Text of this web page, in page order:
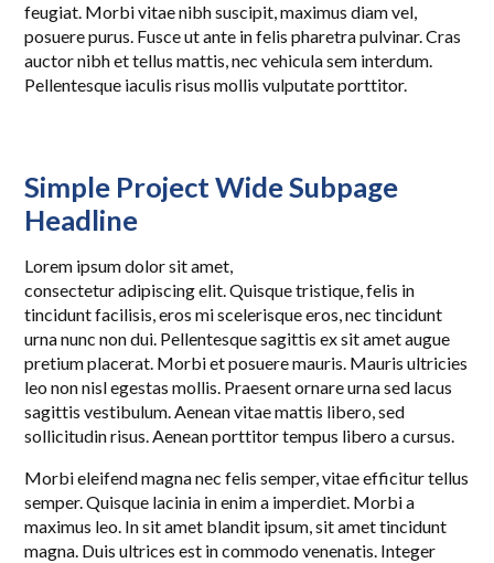
feugiat. Morbi vitae nibh suscipit, maximus diam vel,
posuere purus. Fusce ut ante in felis pharetra pulvinar. Cras
auctor nibh et tellus mattis, nec vehicula sem interdum.
Pellentesque iaculis risus mollis vulputate porttitor.
Simple Project Wide Subpage
Headline
Lorem ipsum dolor sit amet,
consectetur adipiscing elit. Quisque tristique, felis in
tincidunt facilisis, eros mi scelerisque eros, nec tincidunt
urna nunc non dui. Pellentesque sagittis ex sit amet augue
pretium placerat. Morbi et posuere mauris. Mauris ultricies
leo non nisl egestas mollis. Praesent ornare urna sed lacus
sagittis vestibulum. Aenean vitae mattis libero, sed
sollicitudin risus. Aenean porttitor tempus libero a cursus.
Morbi eleifend magna nec felis semper, vitae efficitur tellus
semper. Quisque lacinia in enim a imperdiet. Morbi a
maximus leo. In sit amet blandit ipsum, sit amet tincidunt
magna. Duis ultrices est in commodo venenatis. Integer